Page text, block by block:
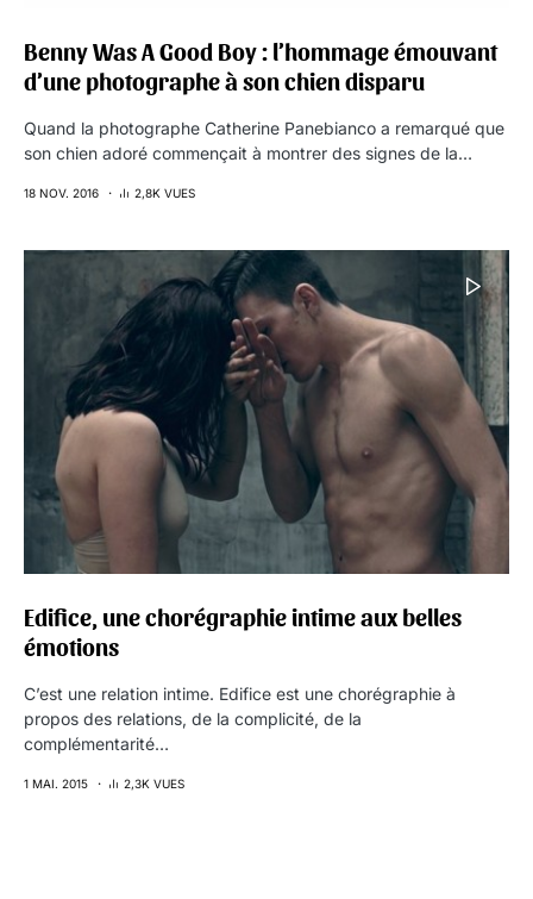
Benny Was A Good Boy : l’hommage émouvant
d’une photographe à son chien disparu
Quand la photographe Catherine Panebianco a remarqué que
son chien adoré commençait à montrer des signes de la…
18 NOV. 2016 2,8K VUES
Edifice, une chorégraphie intime aux belles
émotions
C’est une relation intime. Edifice est une chorégraphie à
propos des relations, de la complicité, de la
complémentarité…
1 MAI. 2015 2,3K VUES